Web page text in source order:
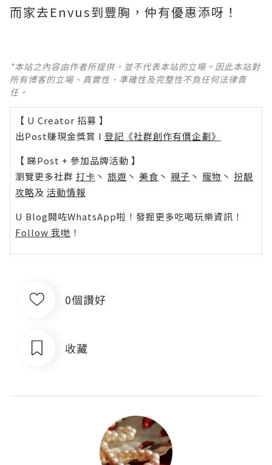
而家去Envus到豐胸，仲有優惠添呀！
*本站之內容由作者所提供，並不代表本站的立場。因此本站對
所有博客的立場、真實性、準確性及完整性不負任何法律責
任。
【 U Creator 招募 】
出Post賺現金獎賞 l 登記《社群創作有價企劃》
【 睇Post + 參加品牌活動 】
瀏覽更多社群 打卡 丶 旅遊 丶 美食 丶 親子 丶 寵物 丶 扮靚
攻略及 活動情報
U Blog開咗WhatsApp啦！發掘更多吃喝玩樂資訊！
Follow 我哋 ！
0個讚好
收藏